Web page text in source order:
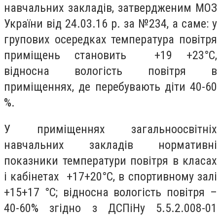
навчальних закладів, затвердженим МОЗ
України від 24.03.16 р. за №234, а саме: у
групових осередках температура повітря
приміщень становить +19 +23°C,
відносна вологість повітря в
приміщеннях, де перебувають діти 40-60
%.
У приміщеннях загальноосвітніх
навчальних закладів нормативні
показники температури повітря в класах
і кабінетах +17+20°С, в спортивному залі
+15+17 °С; відносна вологість повітря –
40-60% згідно з ДСПіНу 5.5.2.008-01